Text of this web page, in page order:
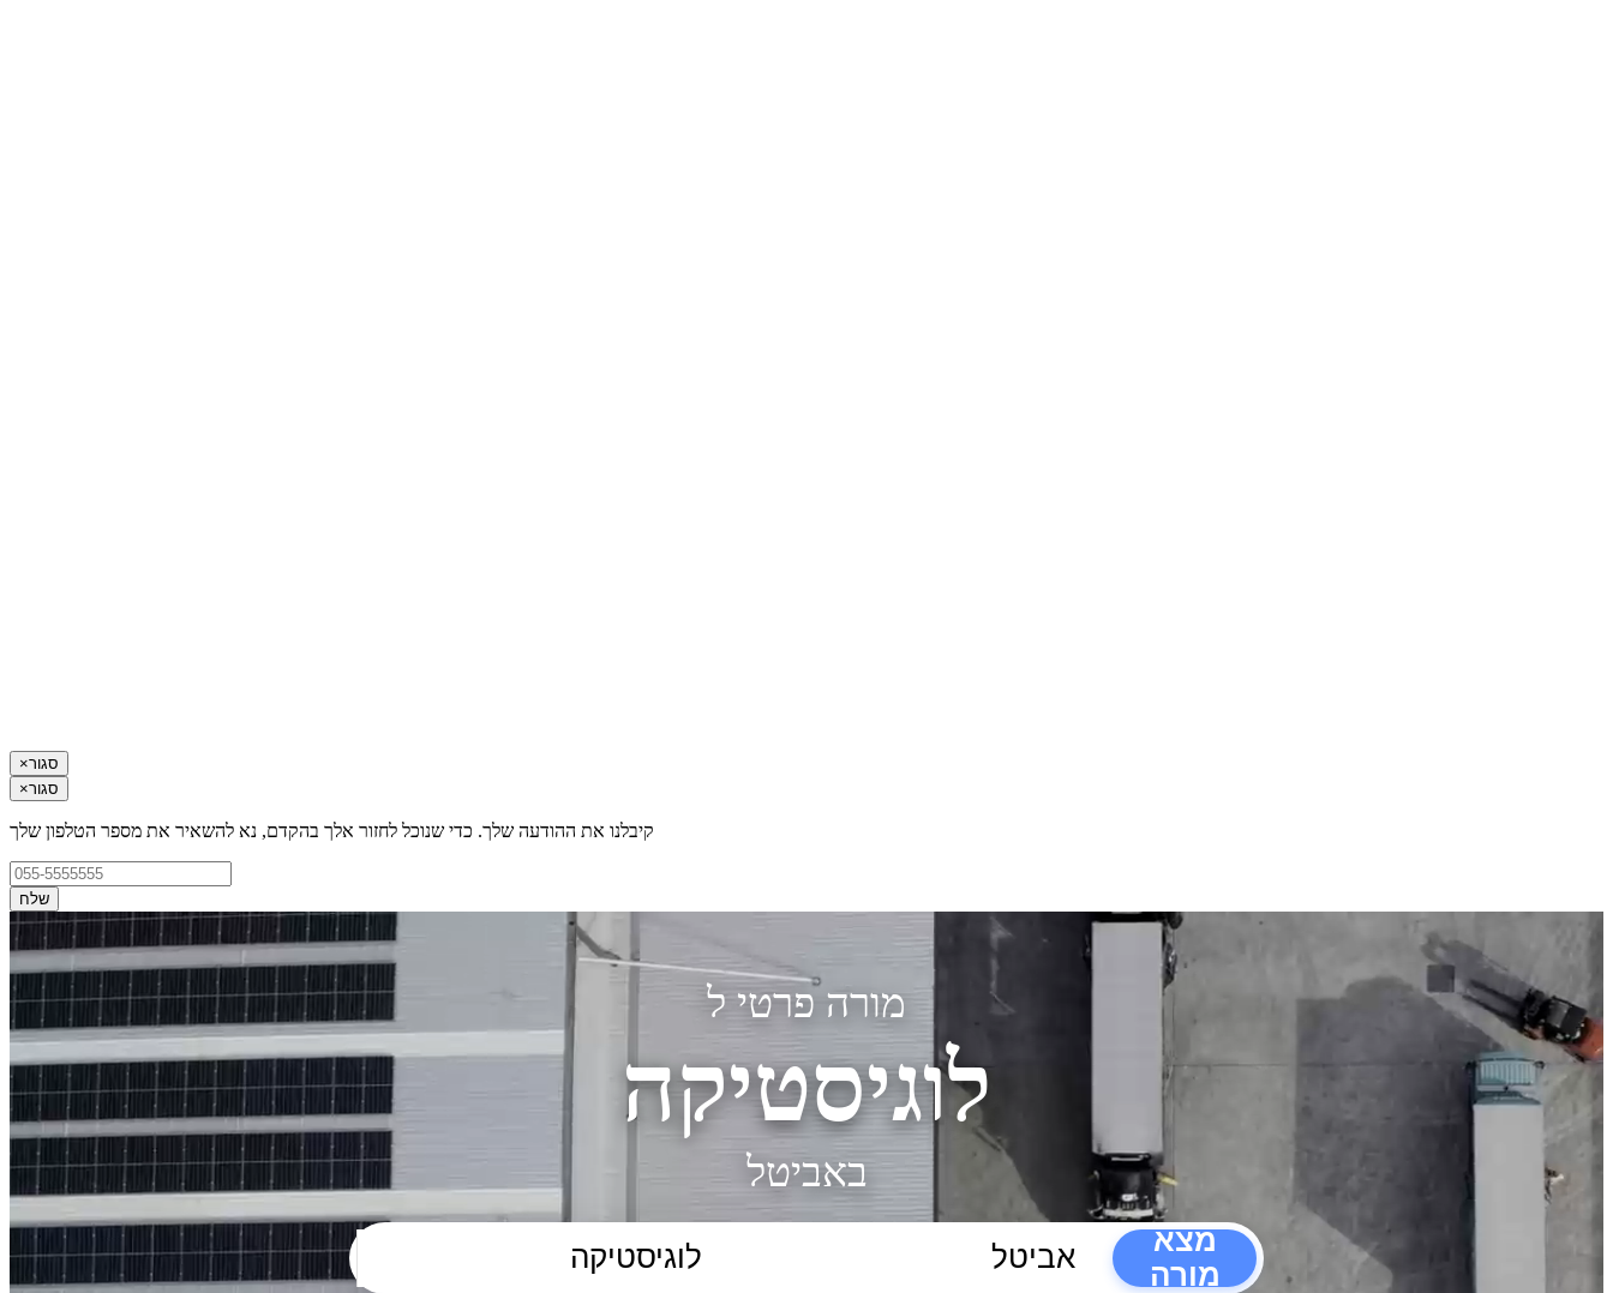
×סגור
×סגור
קיבלנו את ההודעה שלך. כדי שנוכל לחזור אלך בהקדם, נא להשאיר את מספר הטלפון שלך
שלח
מורה פרטי ל
לוגיסטיקה
באביטל
מצא
מורה